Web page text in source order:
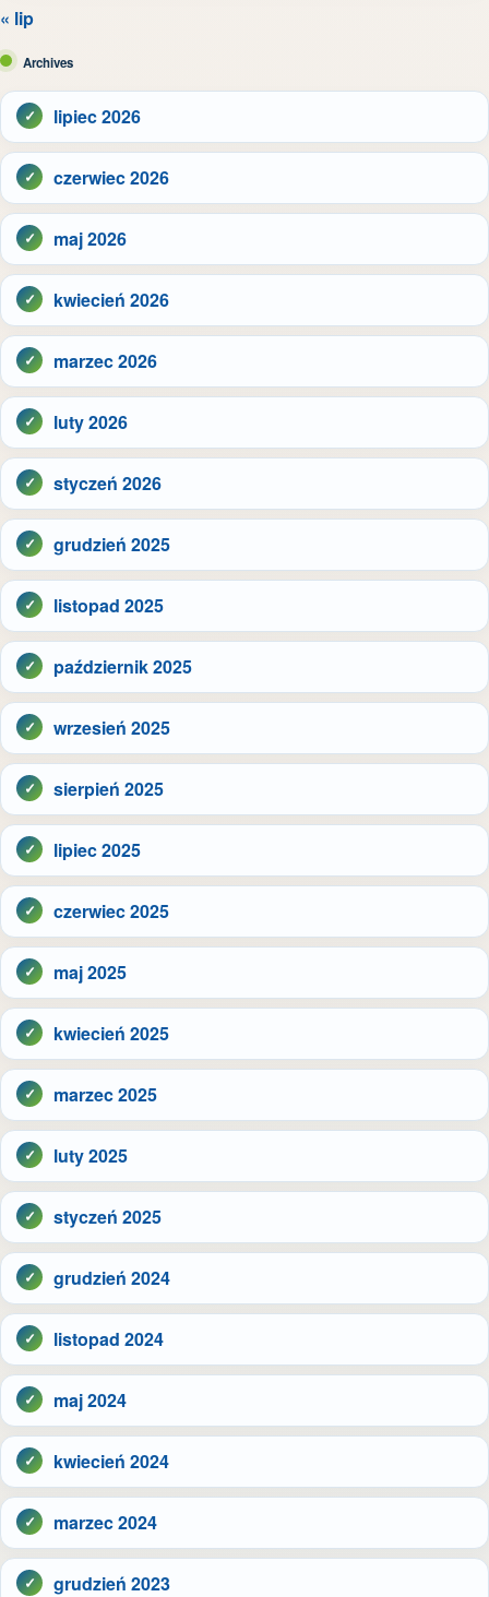
« lip
Archives
lipiec 2026
czerwiec 2026
maj 2026
kwiecień 2026
marzec 2026
luty 2026
styczeń 2026
grudzień 2025
listopad 2025
październik 2025
wrzesień 2025
sierpień 2025
lipiec 2025
czerwiec 2025
maj 2025
kwiecień 2025
marzec 2025
luty 2025
styczeń 2025
grudzień 2024
listopad 2024
maj 2024
kwiecień 2024
marzec 2024
grudzień 2023